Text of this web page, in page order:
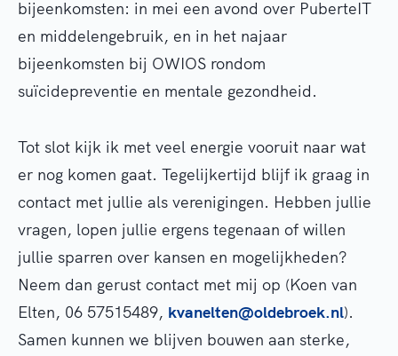
bijeenkomsten: in mei een avond over PuberteIT
en middelengebruik, en in het najaar
bijeenkomsten bij OWIOS rondom
suïcidepreventie en mentale gezondheid.
Tot slot kijk ik met veel energie vooruit naar wat
er nog komen gaat. Tegelijkertijd blijf ik graag in
contact met jullie als verenigingen. Hebben jullie
vragen, lopen jullie ergens tegenaan of willen
jullie sparren over kansen en mogelijkheden?
Neem dan gerust contact met mij op (Koen van
Elten, 06 57515489, kvanelten@oldebroek.nl).
Samen kunnen we blijven bouwen aan sterke,